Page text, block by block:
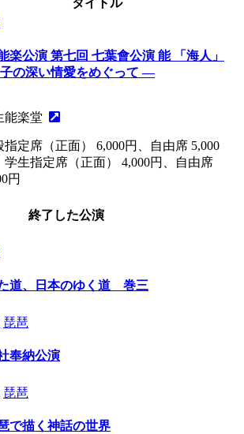
タイトル
楽公演 第七回 七葉會公演 能 「海人」
の深い情愛をめぐって —
能楽堂
指定席（正面） 6,000円、自由席 5,000
学生指定席（正面） 4,000円、自由席
円
終了した公演
道、日本のゆく道 巻三
琵琶
奉納公演
琵琶
で描く神話の世界